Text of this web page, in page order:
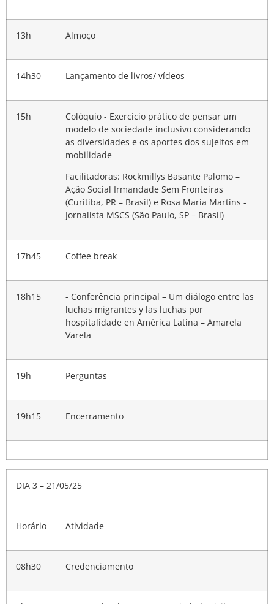
13h Almoço
14h30 Lançamento de livros/ vídeos
15h
Colóquio - Exercício prático de pensar um
modelo de sociedade inclusivo considerando
as diversidades e os aportes dos sujeitos em
mobilidade
Facilitadoras: Rockmillys Basante Palomo –
Ação Social Irmandade Sem Fronteiras
(Curitiba, PR – Brasil) e Rosa Maria Martins -
Jornalista MSCS (São Paulo, SP – Brasil)
17h45 Coffee break
18h15
- Conferência principal – Um diálogo entre las
luchas migrantes y las luchas por
hospitalidade en América Latina – Amarela
Varela
19h Perguntas
19h15 Encerramento
DIA 3 – 21/05/25
Horário Atividade
08h30 Credenciamento